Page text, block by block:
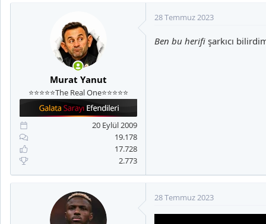
k
Murat Yanut
⭐⭐⭐⭐⭐The Real One⭐⭐⭐⭐⭐
20 Eylül 2009
19.178
17.728
2.773
28 Temmuz 2023
Ben bu herifi şarkıcı
28 Temmuz 2023